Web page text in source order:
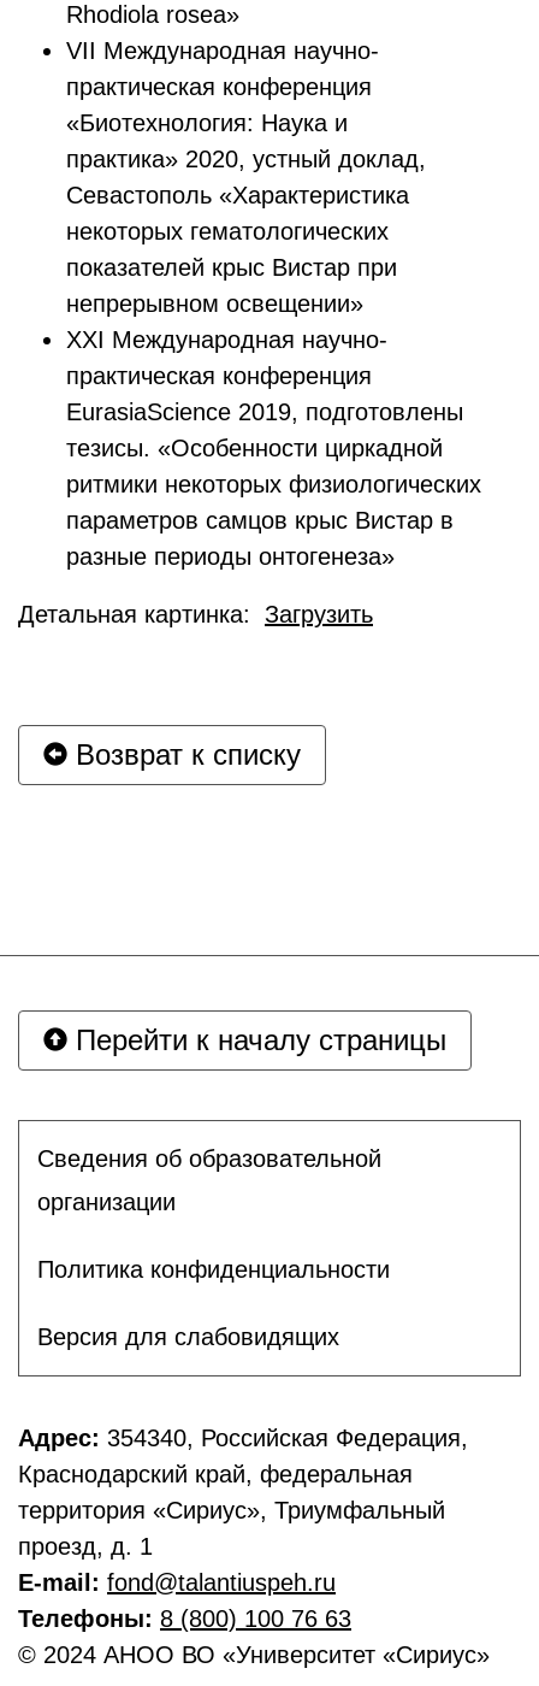
Rhodiola rosea»
VII Международная научно-
практическая конференция
«Биотехнология: Наука и
практика» 2020, устный доклад,
Севастополь «Характеристика
некоторых гематологических
показателей крыс Вистар при
непрерывном освещении»
XXI Международная научно-
практическая конференция
EurasiaScience 2019, подготовлены
тезисы. «Особенности циркадной
ритмики некоторых физиологических
параметров самцов крыс Вистар в
разные периоды онтогенеза»
Детальная картинка: Загрузить
Возврат к списку
Перейти к началу страницы
Сведения об образовательной
организации
Политика конфиденциальности
Версия для слабовидящих
Адрес: 354340, Российская Федерация,
Краснодарский край, федеральная
территория «Сириус», Триумфальный
проезд, д. 1
E-mail: fond@talantiuspeh.ru
Телефоны: 8 (800) 100 76 63
© 2024 АНОО ВО «Университет «Сириус»